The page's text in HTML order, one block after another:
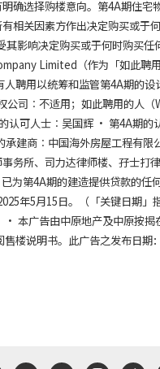
确选择购楼意向。第4A期住宅
相关因素方作出决定购买或于
影响决定购买或于何时购买任
Limited（作为「如此聘用
聘用以统筹和监管第4A期的
公司︰不适用；如此聘用的人
可人士︰吴国辉 • 第4A期的
建商︰中国海外房屋工程有
务所、司力达律师楼、孖士打
为第4A期的建造提供贷款的
年5月15日。（「关键日期」
• 本广告由中原地产及中原按
楼说明书。此广告之发布日期